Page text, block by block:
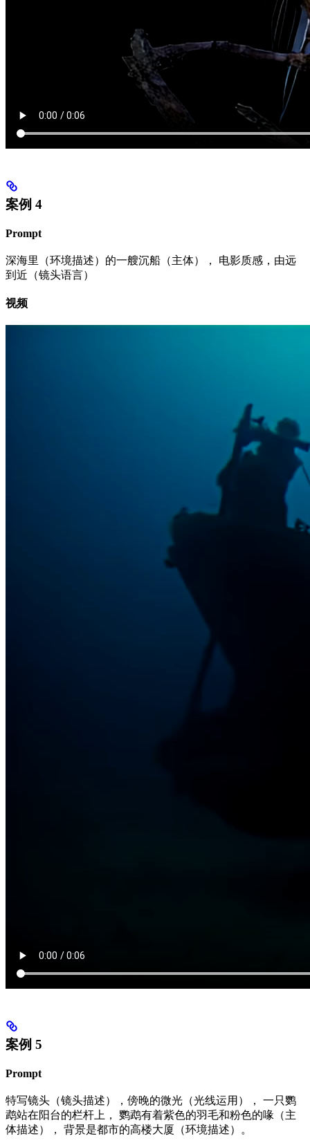
案例 4
Prompt
深海里（环境描述）的一艘沉船（主体）， 电影质感，由远
到近（镜头语言）
视频
案例 5
Prompt
特写镜头（镜头描述），傍晚的微光（光线运用）， 一只鹦
鹉站在阳台的栏杆上， 鹦鹉有着紫色的羽毛和粉色的喙（主
体描述）， 背景是都市的高楼大厦（环境描述）。